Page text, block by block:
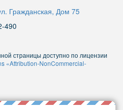
Гражданская, Дом 75
490
страницы доступно по лицензии
«Attribution-NonCommercial-